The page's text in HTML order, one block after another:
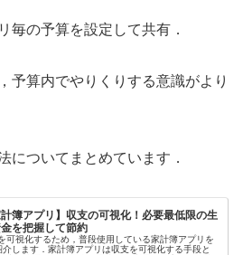
毎の予算を設定して共有．
予算内でやりくりする意識がより
についてまとめています．
計簿アプリ】収支の可視化！必要最低限の生
を把握して節約
可視化するため，普段使用している家計簿アプリを
介します．家計簿アプリは収支を可視化する手段と